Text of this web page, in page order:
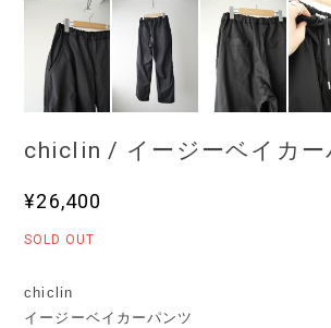
chiclin / イージーベイカー
¥26,400
SOLD OUT
chiclin
イージーベイカーパンツ